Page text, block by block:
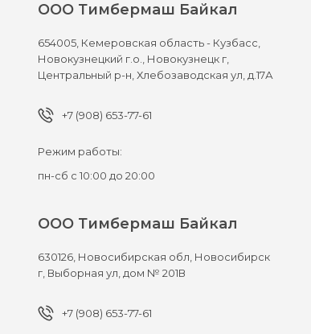
ООО Тимбермаш Байкал
654005, Кемеровская область - Кузбасс,
Новокузнецкий г.о., Новокузнецк г,
Центральный р-н, Хлебозаводская ул, д.17А
+7 (908) 653-77-61
Режим работы:
пн-сб с 10:00 до 20:00
ООО Тимбермаш Байкал
630126, Новосибирская обл, Новосибирск
г, Выборная ул, дом № 201В
+7 (908) 653-77-61